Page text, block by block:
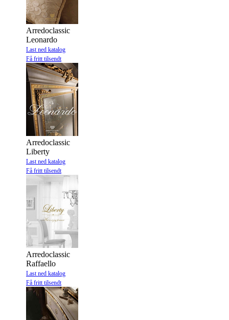
Arredoclassic
Leonardo
Last ned katalog
Få fritt tilsendt
Arredoclassic
Liberty
Last ned katalog
Få fritt tilsendt
Arredoclassic
Raffaello
Last ned katalog
Få fritt tilsendt